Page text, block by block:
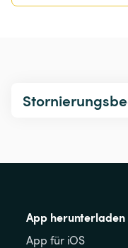
App herunterladen
App für iOS